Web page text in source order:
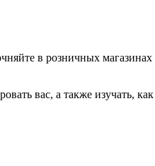
в розничных магазинах
вас, а также изучать, как